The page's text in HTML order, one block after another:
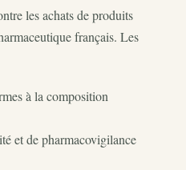
les achats de produits
français. Les
à la composition
et de pharmacovigilance